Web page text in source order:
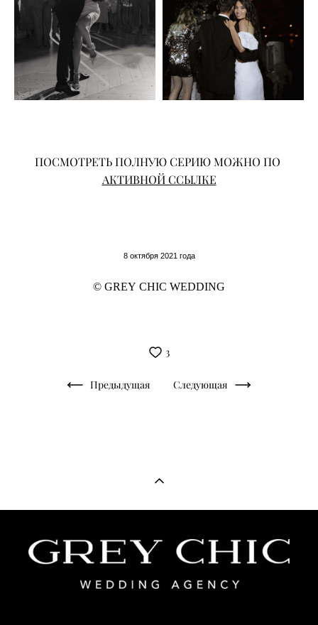
ПОСМОТРЕТЬ ПОЛНУЮ СЕРИЮ МОЖНО ПО
АКТИВНОЙ ССЫЛКЕ
8 октября 2021 года
© GREY CHIC WEDDING
3
Предыдущая Следующая